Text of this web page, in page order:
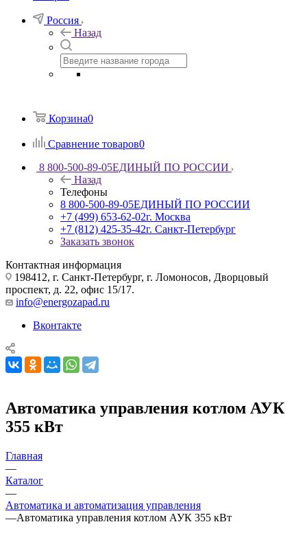
Россия
Назад
Корзина0
Сравнение товаров0
8 800-500-89-05ЕДИНЫЙ ПО РОССИИ
Назад
Телефоны
8 800-500-89-05ЕДИНЫЙ ПО РОССИИ
+7 (499) 653-62-02г. Москва
+7 (812) 425-35-42г. Санкт-Петербург
Заказать звонок
Контактная информация
198412, г. Санкт-Петербург, г. Ломоносов, Дворцовый
проспект, д. 22, офис 15/17.
info@energozapad.ru
Вконтакте
Автоматика управления котлом АУК
355 кВт
Главная
—
Каталог
—
Автоматика и автоматизация управления
—Автоматика управления котлом АУК 355 кВт